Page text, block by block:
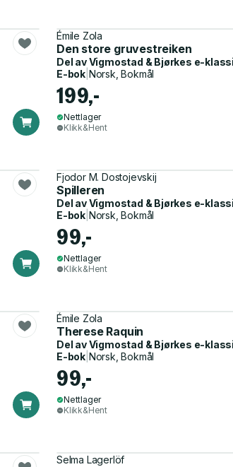
Émile Zola
Den store gruvestreiken
Del avVigmostad & Bjørkes e-
E-bok Norsk, Bokmål
199,-
Nettlager
Klikk&Hent
Fjodor M. Dostojevskij
Spilleren
Del avVigmostad & Bjørkes e-
E-bok Norsk, Bokmål
99,-
Nettlager
Klikk&Hent
Émile Zola
Therese Raquin
Del avVigmostad & Bjørkes e-
E-bok Norsk, Bokmål
99,-
Nettlager
Klikk&Hent
Selma Lagerlöf